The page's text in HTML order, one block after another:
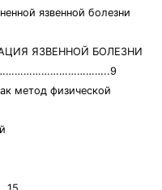
язвенной болезни
ЯЗВЕННОЙ БОЛЕЗНИ
метод физической